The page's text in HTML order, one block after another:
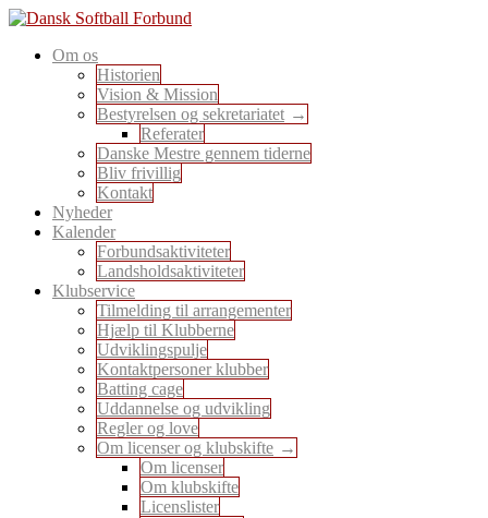
Skip
content
Dansk Softball Forbund
En sport for alle
Om os
Historien
Vision & Mission
Bestyrelsen og sekretariatet
Referater
Danske Mestre gennem tiderne
Bliv frivillig
Kontakt
Nyheder
Kalender
Forbundsaktiviteter
Landsholdsaktiviteter
Klubservice
Tilmelding til arrangementer
Hjælp til Klubberne
Udviklingspulje
Kontaktpersoner klubber
Batting cage
Uddannelse og udvikling
Regler og love
Om licenser og klubskifte
Om licenser
Om klubskifte
Licenslister